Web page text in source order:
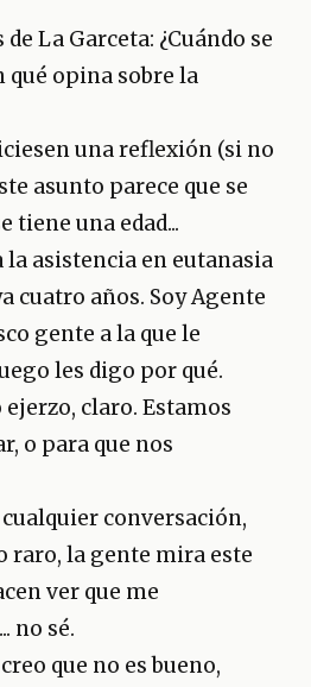
La Garceta: ¿Cuándo se
opina sobre la
una reflexión (si no
asunto parece que se
tiene una edad...
la asistencia en eutanasia
cuatro años. Soy Agente
gente a la que le
les digo por qué.
claro. Estamos
o para que nos
conversación,
raro, la gente mira este
ver que me
no sé.
que no es bueno,